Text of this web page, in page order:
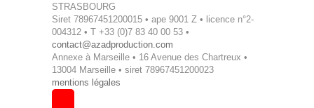
STRASBOURG
Siret 78967451200015 • ape 9001 Z • licence n°2-
004312 • T +33 (0)7 83 40 00 53 •
contact@azadproduction.com
Annexe à Marseille • 16 Avenue des Chartreux •
13004 Marseille • siret 78967451200023
mentions légales